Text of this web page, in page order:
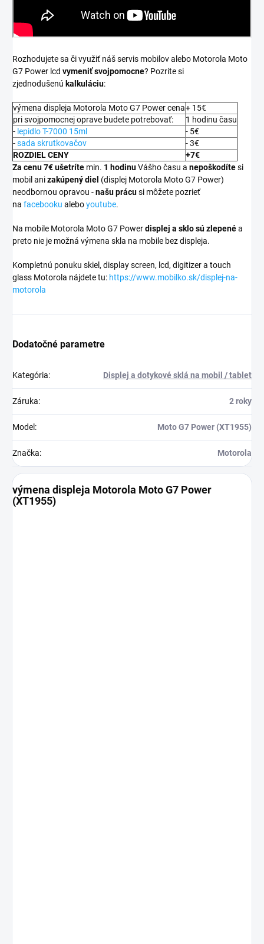
Rozhodujete sa či využiť náš servis mobilov alebo Motorola Moto
G7 Power lcd vymeniť svojpomocne? Pozrite si
zjednodušenú kalkuláciu:
výmena displeja Motorola Moto G7 Power cena+ 15€
pri svojpomocnej oprave budete potrebovať:
1 hodinu času
- lepidlo T-7000 15ml
- 5€
-sada skrutkovačov
- 3€
ROZDIEL CENY
+7€
Za cenu 7€ ušetríte min. 1 hodinuVášho času a nepoškodítesi
mobil anizakúpený diel (displej Motorola Moto G7 Power)
neodbornou opravou -našu prácusi môžete pozrieť
na facebooku aleboyoutube.
Na mobile Motorola Moto G7 Powerdisplej a sklo sú zlepenéa
preto nie je možná výmena skla na mobile bez displeja.
Kompletnú ponuku skiel, display screen, lcd, digitizer a touch
glass Motorola nájdete tu: https://www.mobilko.sk/displej-na-
motorola
Dodatočné parametre
Kategória: Displej a dotykové sklá na mobil / tablet
Záruka: 2 roky
Model : Moto G7 Power (XT1955)
Značka: Motorola
výmena displeja Motorola Moto G7 Power
(XT1955)